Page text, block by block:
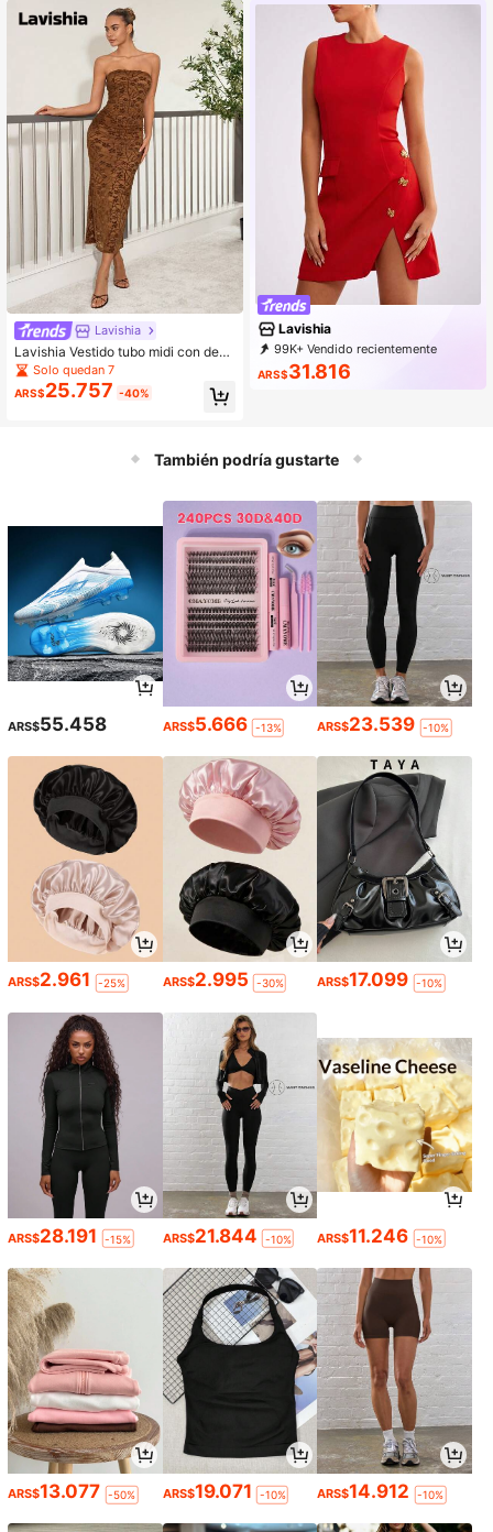
Lavishia
Lavishia Vestido tubo midi con deco
ración floral de encaje
Solo quedan 7
ARS$25.757 -40%
Lavishia
99K+ Vendido recientemente
91K+ Recompra
ARS$31.816
También podría gustarte
ARS$55.458 ARS$5.666 -13% ARS$23.539 -10%
ARS$2.961 -25% ARS$2.995 -30% ARS$17.099 -10%
ARS$28.191 -15% ARS$21.844 -10% ARS$11.246 -10%
ARS$13.077 -50% ARS$19.071 -10% ARS$14.912 -10%